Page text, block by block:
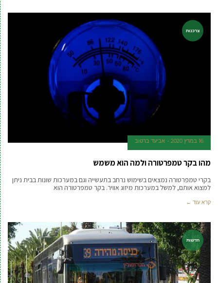
צרכנות
16 במרץ 2020 אביעד ברטוב
מהו בקר טמפרטורה ולמה הוא משמש
בקרי טמפרטורה נמצאים בשימוש נרחב בתעשייה וגם במערכות שונות בבית ניתן
למצוא אותם, למשל במערכות מיזוג אוויר. בקר טמפרטורה הוא
קרא עוד ←
חדשות